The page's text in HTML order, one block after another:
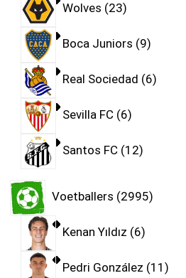
Wolves 23
Boca Juniors 9
Real Sociedad 6
Sevilla FC 6
Santos FC 12
Voetballers 2995
Kenan Yıldız 6
Pedri González 11